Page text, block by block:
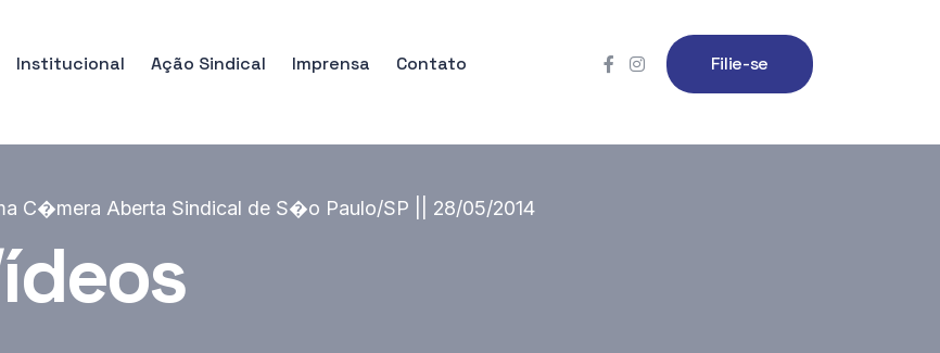
Institucional Ação Sindical Imprensa Contato Filie-se
C�mera Aberta Sindical de S�o Paulo/SP || 28/05/2014